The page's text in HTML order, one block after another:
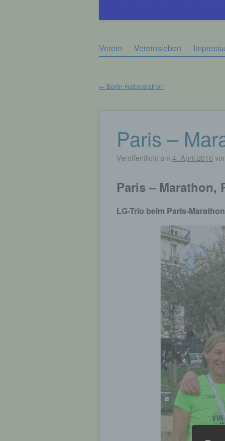
Zum
Verein Vereinsleben
← Berlin-Halbmarathon
Paris –
Veröffentlicht am 4. April 2016
Paris – Marathon,
LG-Trio beim Paris-Marathon